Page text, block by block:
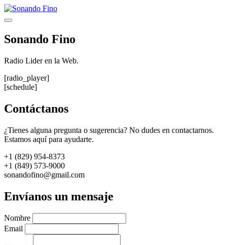
Saltar
al
Menú
Sonando Fino
Radio Lider en la Web.
[radio_player]
[schedule]
Contáctanos
¿Tienes alguna pregunta o sugerencia? No dudes en contactarnos.
Estamos aquí para ayudarte.
+1 (829) 954-8373
+1 (849) 573-9000
sonandofino@gmail.com
Envíanos un mensaje
Nombre
Email